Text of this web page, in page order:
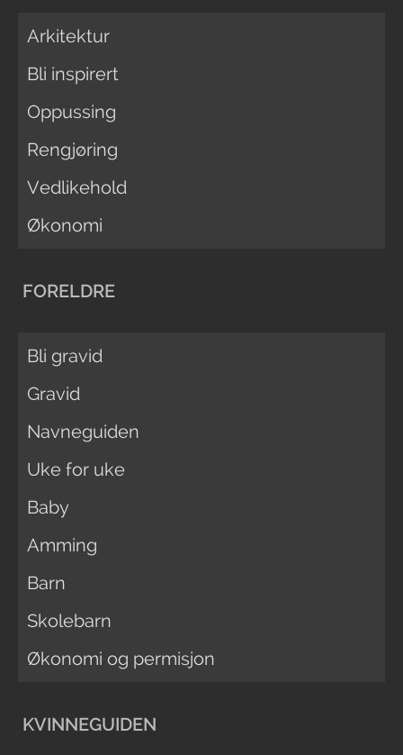
Arkitektur
Bli inspirert
Oppussing
Rengjøring
Vedlikehold
Økonomi
FORELDRE
Bli gravid
Gravid
Navneguiden
Uke for uke
Baby
Amming
Barn
Skolebarn
Økonomi og permisjon
KVINNEGUIDEN